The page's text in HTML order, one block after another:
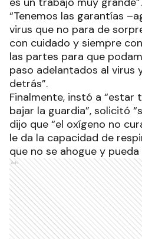
“Tenemos las garantías
virus que no para de
con cuidado y siempre
las partes para que
paso adelantados al virus
detrás”.
Finalmente, instó a “estar
bajar la guardia”, solicitó
dijo que “el oxígeno no
le da la capacidad de
que no se ahogue y
Ads